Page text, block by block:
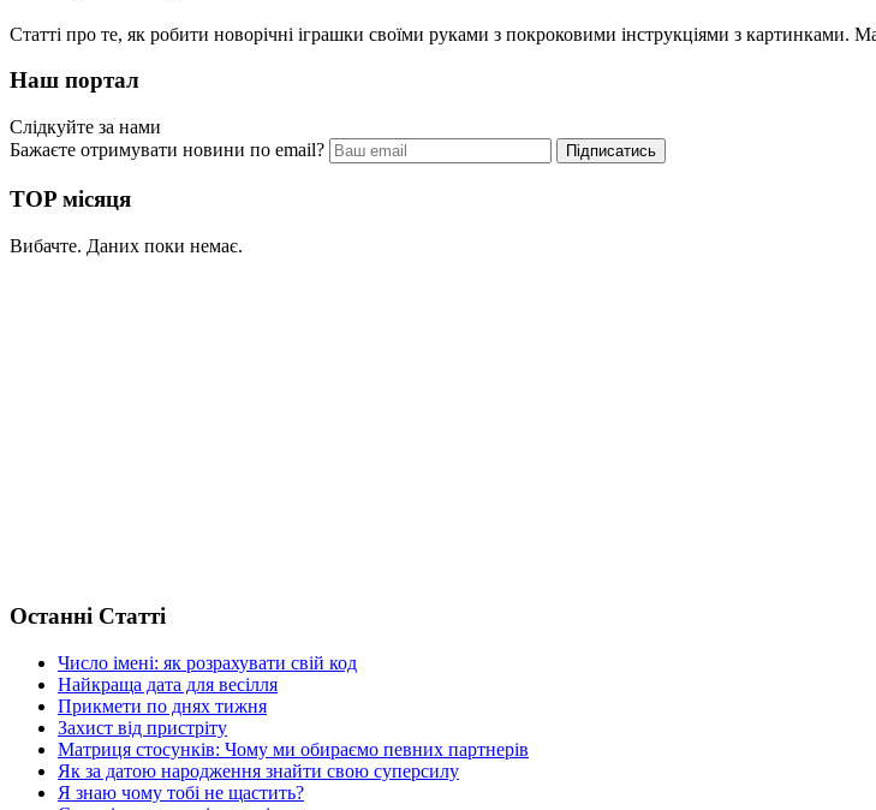
Статті про те, як робити новорічні іграшки своїми руками з покроковими інструкціями з картинками.
Наш портал
Слідкуйте за нами
Бажаєте отримувати новини по email?
TOP місяця
Вибачте. Даних поки немає.
Останні Статті
Число імені: як розрахувати свій код
Найкраща дата для весілля
Прикмети по днях тижня
Захист від пристріту
Матриця стосунків: Чому ми обираємо певних партнерів
Як за датою народження знайти свою суперсилу
Я знаю чому тобі не щастить?